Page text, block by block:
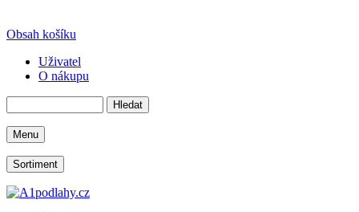
Obsah košíku
Uživatel
O nákupu
Menu
Sortiment